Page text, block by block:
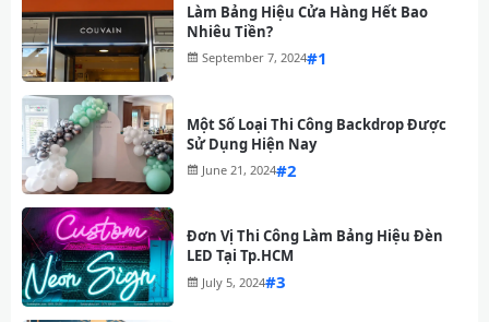
Làm Bảng Hiệu Cửa Hàng Hết Bao
Nhiêu Tiền?
September 7, 2024#
Một Số Loại Thi Công Backdrop Được
Sử Dụng Hiện Nay
June 21, 2024#
Đơn Vị Thi Công Làm Bảng Hiệu Đèn
LED Tại Tp.HCM
July 5, 2024#